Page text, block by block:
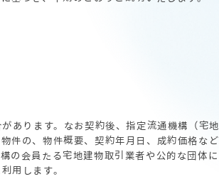
あります。なお契約後、指定流通機構（宅地
件の、物件概要、契約年月日、成約価格など
の会員たる宅地建物取引業者や公的な団体に
用します。